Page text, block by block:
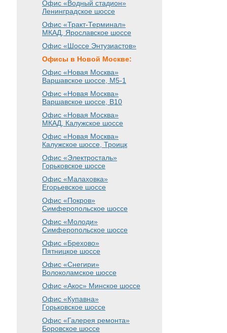
Офис «Водный стадион»
Ленинградское шоссе
Офис «Тракт-Терминал»
МКАД, Ярославское шоссе
Офис «Шоссе Энтузиастов»
Офисы в Новой Москве:
Офис «Новая Москва»
Варшавское шоссе , М5-1
Офис «Новая Москва»
Варшавское шоссе , B10
Офис «Новая Москва»
МКАД, Калужское шоссе
Офис «Новая Москва»
Калужское шоссе, Троицк
Офис «Электросталь»
Горьковское шоссе
Офис «Малаховка»
Егорьевское шоссе
Офис «Покров»
Симферопольское шоссе
Офис «Молоди»
Симферопольское шоссе
Офис «Брехово»
Пятницкое шоссе
Офис «Снегири»
Волоколамское шоссе
Офис «Акос» Минское шоссе
Офис «Купавна»
Горьковское шоссе
Офис «Галерея ремонта»
Боровское шоссе